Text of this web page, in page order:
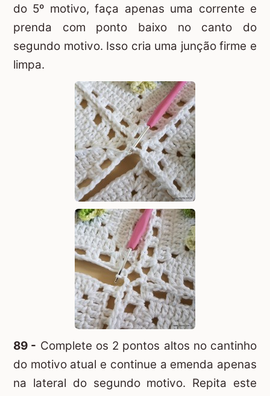
do 5º motivo, faça apenas uma corrente e
prenda com ponto baixo no canto do
segundo motivo. Isso cria uma junção firme e
limpa.
89 - Complete os 2 pontos altos no cantinho
do motivo atual e continue a emenda apenas
na lateral do segundo motivo. Repita este